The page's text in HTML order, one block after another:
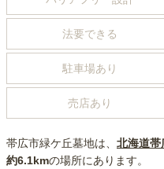
法要できる
駐車場あり
売店あり
帯広市緑ケ丘墓地は、 北海道帯
約6.1kmの場所にあり ます。